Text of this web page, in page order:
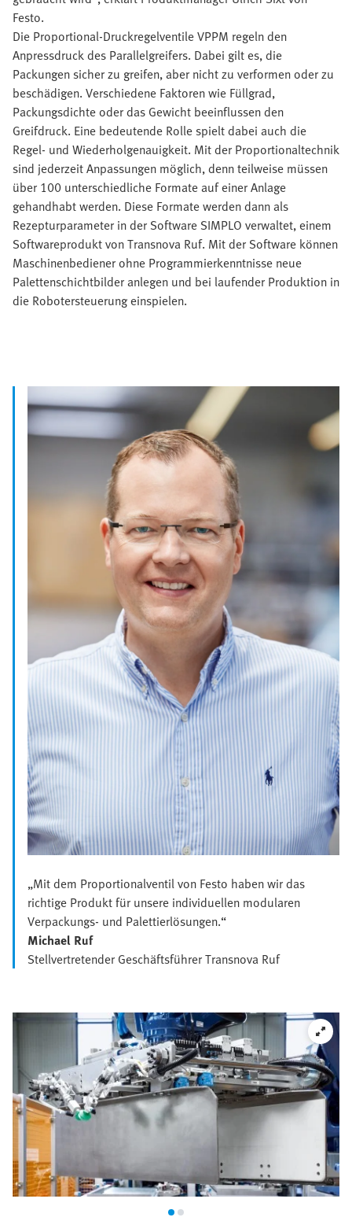
Festo.
Die Proportional-Druckregelventile VPPM regeln den
Anpressdruck des Parallelgreifers. Dabei gilt es, die
Packungen sicher zu greifen, aber nicht zu verformen oder zu
beschädigen. Verschiedene Faktoren wie Füllgrad,
Packungsdichte oder das Gewicht beeinflussen den
Greifdruck. Eine bedeutende Rolle spielt dabei auch die
Regel- und Wiederholgenauigkeit. Mit der Proportionaltechnik
sind jederzeit Anpassungen möglich, denn teilweise müssen
über 100 unterschiedliche Formate auf einer Anlage
gehandhabt werden. Diese Formate werden dann als
Rezepturparameter in der Software SIMPLO verwaltet, einem
Softwareprodukt von Transnova Ruf. Mit der Software können
Maschinenbediener ohne Programmierkenntnisse neue
Palettenschichtbilder anlegen und bei laufender Produktion in
die Robotersteuerung einspielen.
„Mit dem Proportionalventil von Festo haben wir das
richtige Produkt für unsere individuellen modularen
Verpackungs- und Palettierlösungen.“
Michael Ruf
Stellvertretender Geschäftsführer Transnova Ruf